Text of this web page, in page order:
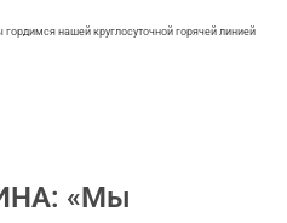
нашей круглосуточной горячей линией
«Мы